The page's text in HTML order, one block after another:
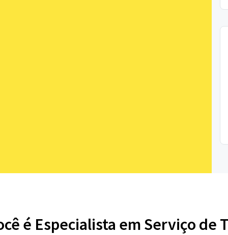
é Especialista em Serviço de